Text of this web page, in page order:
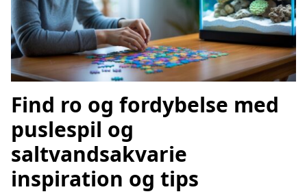
Find ro og fordybelse med
puslespil og
saltvandsakvarie
inspiration og tips